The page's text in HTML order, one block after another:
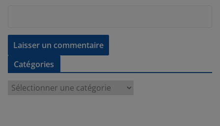
Catégories